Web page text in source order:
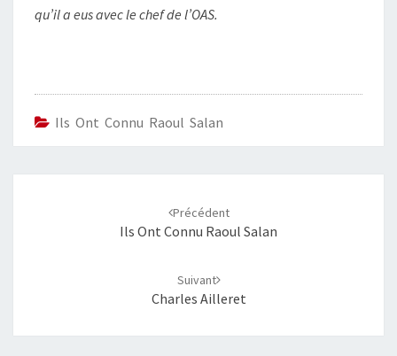
qu’il a eus avec le chef de l’OAS.
Ils Ont Connu Raoul Salan
Précédent
Ils Ont Connu Raoul Salan
Suivant
Charles Ailleret